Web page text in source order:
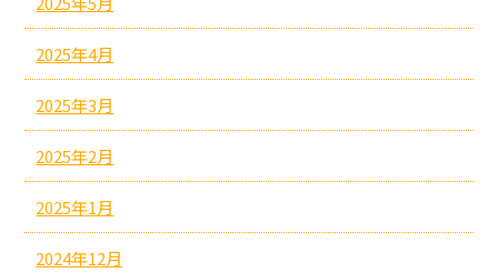
2025年4月
2025年3月
2025年2月
2025年1月
2024年12月